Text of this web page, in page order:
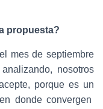
propuesta?
mes de septiembre
nosotros
porque es un
donde convergen